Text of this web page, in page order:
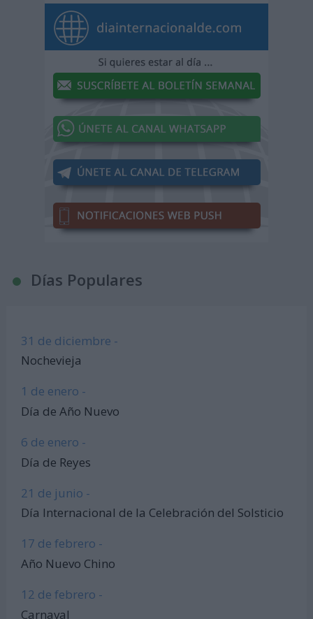
Días Populares
31 de diciembre -
Nochevieja
1 de enero -
Día de Año Nuevo
6 de enero -
Día de Reyes
21 de junio -
Día Internacional de la Celebración del Solsticio
17 de febrero -
Año Nuevo Chino
12 de febrero -
Carnaval